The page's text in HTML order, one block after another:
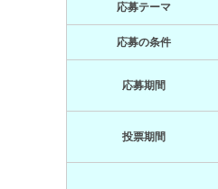
応募テーマ
応募の条件
応募期間
投票期間